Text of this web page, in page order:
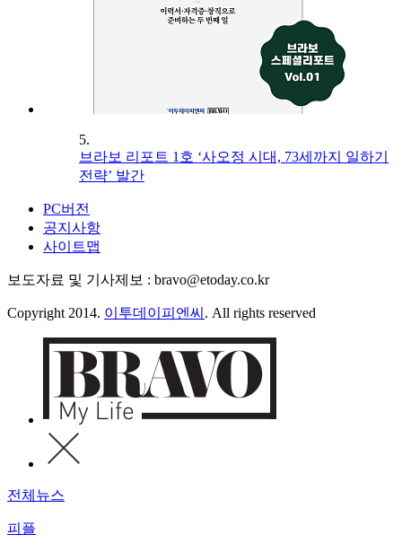
5.
브라보 리포트 1호 ‘사오정 시대, 73세까지 일하기
전략’ 발간
PC버전
공지사항
사이트맵
보도자료 및 기사제보 : bravo@etoday.co.kr
Copyright 2014. 이투데이피엔씨 . All rights reserved
전체뉴스
피플